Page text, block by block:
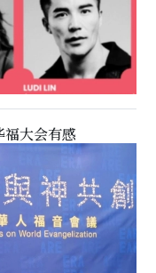
大会有感